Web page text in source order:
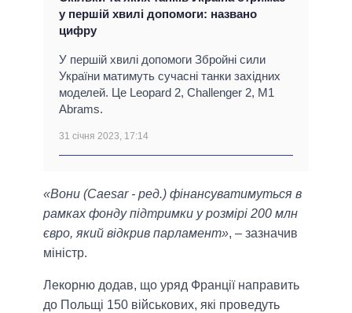
у першій хвилі допомоги: названо
цифру
У першій хвилі допомоги Збройні сили
України матимуть сучасні танки західних
моделей. Це Leopard 2, Challenger 2, M1
Abrams.
31 січня 2023, 17:14
«Вони (Caesar - ред.) фінансуватимуться в
рамках фонду підтримки у розмірі 200 млн
євро, який відкрив парламент», – зазначив
міністр.
Лекорню додав, що уряд Франції направить
до Польщі 150 військових, які проведуть